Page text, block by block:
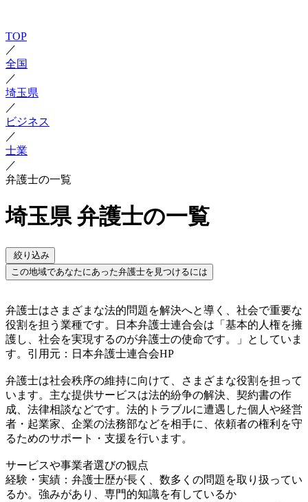
TOP
／
全国
／
埼玉県
／
ビジネス
／
士業
／
弁護士の一覧
埼玉県 弁護士の一覧
絞り込み
この地域であなたにあった弁護士を見つけるには
弁護士はさまざまな法的問題を解決へと導く、社会で重要な
役割を担う業種です。日本弁護士連合会は「基本的人権を擁
護し、社会を実現するのが弁護士の使命です。」としていま
す。引用元：日本弁護士連合会HP
弁護士は社会秩序の維持に向けて、さまざまな役割を担って
います。主な提供サービスは法的紛争の解決、契約書の作
成、法律相談などです。法的トラブルに遭遇した個人や経営
者・起業家、企業の法務部などを相手に、依頼者の権利を守
るためのサポート・支援を行います。
サービスや事業者選びの観点
経験・実績：弁護士歴が長く、数多くの問題を取り扱ってい
るか。強みがあり、専門的知識を有しているか